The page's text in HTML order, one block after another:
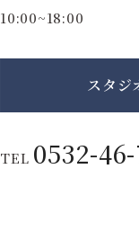
10:00~18:00
スタジ
TEL 0532-